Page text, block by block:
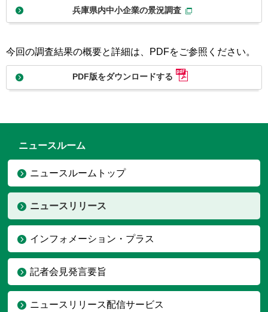
兵庫県内中小企業の景況調査
今回の調査結果の概要と詳細は、PDFをご参照ください。
PDF版をダウンロードする
ニュースルーム
ニュースルームトップ
ニュースリリース
インフォメーション・プラス
記者会見発言要旨
ニュースリリース配信サービス